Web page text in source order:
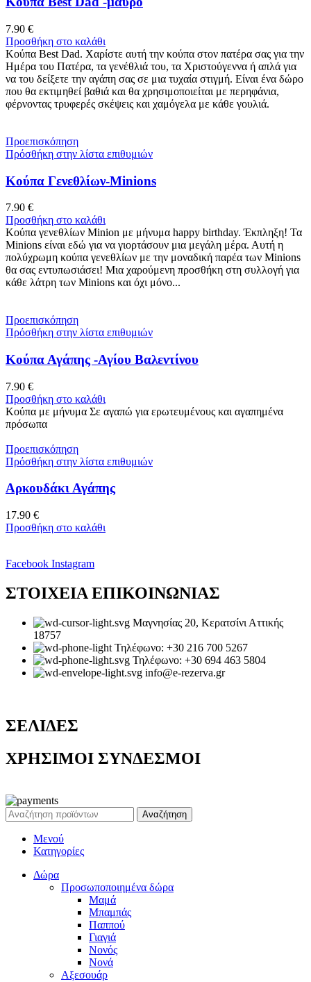
7.90 €
Προσθήκη στο καλάθι
Κούπα Best Dad. Χαρίστε αυτή την κούπα στον πατέρα σας για την
Ημέρα του Πατέρα, τα γενέθλιά του, τα Χριστούγεννα ή απλά για
να του δείξετε την αγάπη σας σε μια τυχαία στιγμή. Είναι ένα δώρο
που θα εκτιμηθεί βαθιά και θα χρησιμοποιείται με περηφάνια,
φέρνοντας τρυφερές σκέψεις και χαμόγελα με κάθε γουλιά.
Προεπισκόπηση
Πρόσθήκη στην λίστα επιθυμιών
Κούπα Γενεθλίων-Minions
7.90 €
Προσθήκη στο καλάθι
Κούπα γενεθλίων Minion με μήνυμα happy birthday. Έκπληξη! Τα
Minions είναι εδώ για να γιορτάσουν μια μεγάλη μέρα. Αυτή η
πολύχρωμη κούπα γενεθλίων με την μοναδική παρέα των Minions
θα σας εντυπωσιάσει! Μια χαρούμενη προσθήκη στη συλλογή για
κάθε λάτρη των Minions και όχι μόνο...
Προεπισκόπηση
Πρόσθήκη στην λίστα επιθυμιών
Κούπα Αγάπης -Αγίου Βαλεντίνου
7.90 €
Προσθήκη στο καλάθι
Κούπα με μήνυμα Σε αγαπώ για ερωτευμένους και αγαπημένα
πρόσωπα
Προεπισκόπηση
Πρόσθήκη στην λίστα επιθυμιών
Αρκουδάκι Αγάπης
17.90 €
Προσθήκη στο καλάθι
Facebook Instagram
ΣΤΟΙΧΕΙΑ ΕΠΙΚΟΙΝΩΝΙΑΣ
Μαγνησίας 20, Κερατσίνι Αττικής
18757
Τηλέφωνο: +30 216 700 5267
Τηλέφωνο: +30 694 463 5804
info@e-rezerva.gr
ΣΕΛΙΔΕΣ
ΧΡΗΣΙΜΟΙ ΣΥΝΔΕΣΜΟΙ
Αναζήτηση
Μενού
Κατηγορίες
Δώρα
Προσωποποιημένα δώρα
Μαμά
Μπαμπάς
Παππού
Γιαγιά
Νονός
Νονά
Αξεσουάρ